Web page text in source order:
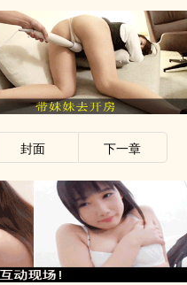
封面 下一章